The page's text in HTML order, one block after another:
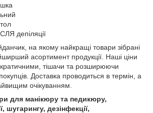
депіляції
на якому найкращі товари зібрані
асортимент продукції. Наші ціни
тішачи та розширюючи
Доставка проводиться в термін, а
очікуванням.
для манікюру та педикюру,
шугарингу, дезінфекції,